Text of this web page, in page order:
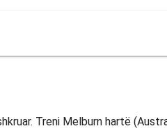
Treni Melburn hartë